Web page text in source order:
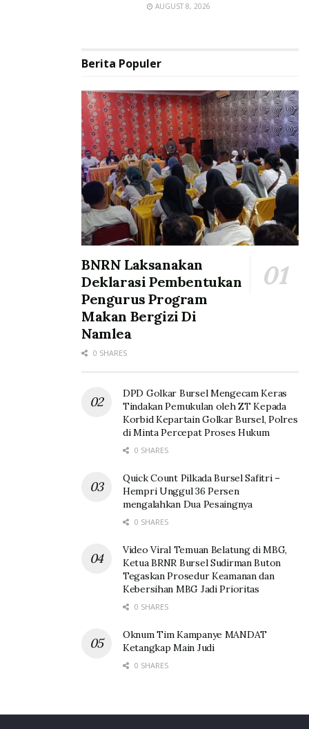
AUGUST 8, 2026
Berita Populer
BNRN Laksanakan
Deklarasi Pembentukan
Pengurus Program
Makan Bergizi Di
Namlea
0 SHARES
DPD Golkar Bursel Mengecam Keras
Tindakan Pemukulan oleh ZT Kepada
Korbid Kepartain Golkar Bursel, Polres
di Minta Percepat Proses Hukum
0 SHARES
Quick Count Pilkada Bursel Safitri –
Hempri Unggul 36 Persen
mengalahkan Dua Pesaingnya
0 SHARES
Video Viral Temuan Belatung di MBG,
Ketua BRNR Bursel Sudirman Buton
Tegaskan Prosedur Keamanan dan
Kebersihan MBG Jadi Prioritas
0 SHARES
Oknum Tim Kampanye MANDAT
Ketangkap Main Judi
0 SHARES